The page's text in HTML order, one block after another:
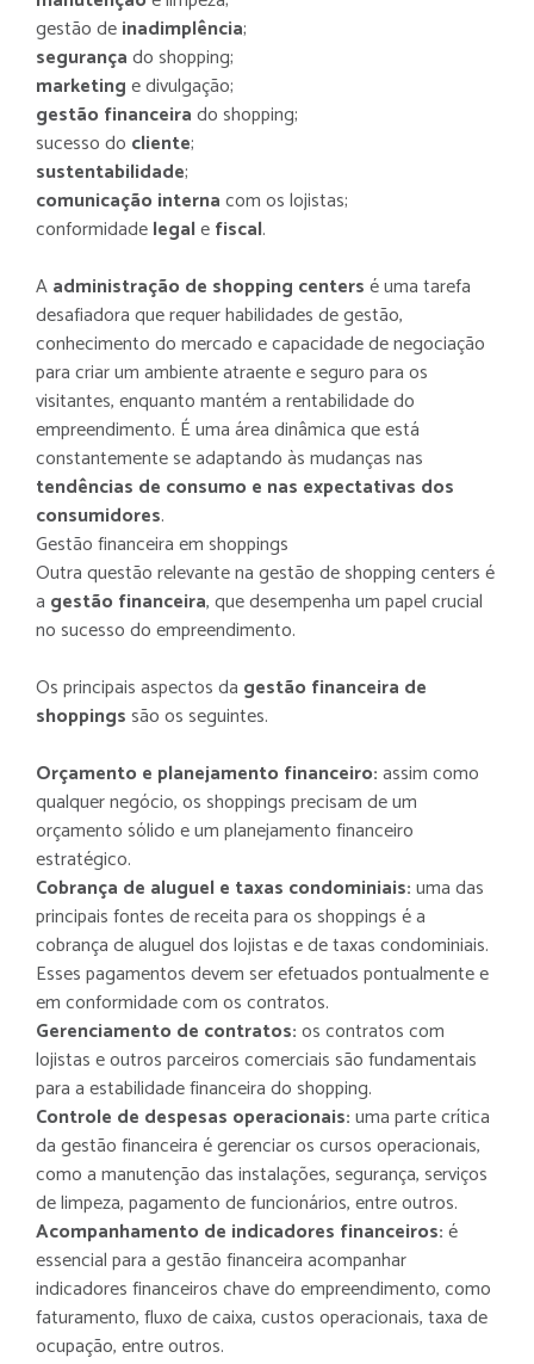
gestão deinadimplência;
segurançado shopping;
marketinge divulgação;
gestão financeirado shopping;
sucesso do cliente;
sustentabilidade;
comunicação internacom os lojistas;
conformidadelegalefiscal.
Aadministração de shopping centersé uma tarefa
desafiadora que requer habilidades de gestão,
conhecimento do mercado e capacidade de negociação
para criar um ambiente atraente e seguro para os
visitantes, enquanto mantém a rentabilidade do
empreendimento. É uma área dinâmica que está
constantemente se adaptando às mudanças nas
tendências de consumo e nas expectativas dos
consumidores.
Gestão financeira em shoppings
Outra questão relevante na gestão de shopping centers é
a gestão financeira, que desempenha um papel crucial
no sucesso do empreendimento.
Os principais aspectos da gestão financeira de
shoppingssão os seguintes.
Orçamento e planejamento financeiro:assim como
qualquer negócio, os shoppings precisam de um
orçamento sólido e um planejamento financeiro
estratégico.
Cobrança de aluguel e taxas condominiais:uma das
principais fontes de receita para os shoppings é a
cobrança de aluguel dos lojistas e de taxas condominiais.
Esses pagamentos devem ser efetuados pontualmente e
em conformidade com os contratos.
Gerenciamento de contratos:os contratos com
lojistas e outros parceiros comerciais são fundamentais
para a estabilidade financeira do shopping.
Controle de despesas operacionais:uma parte crítica
da gestão financeira é gerenciar os cursos operacionais,
como a manutenção das instalações, segurança, serviços
de limpeza, pagamento de funcionários, entre outros.
Acompanhamento de indicadores financeiros:é
essencial para a gestão financeira acompanhar
indicadores financeiros chave do empreendimento, como
faturamento, fluxo de caixa, custos operacionais, taxa de
ocupação, entre outros.